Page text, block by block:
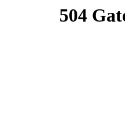
504